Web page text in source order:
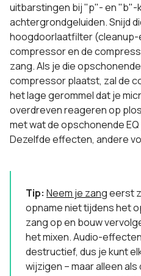
uitbarstingen bij "p"- en "b"-
achtergrondgeluiden. Snijd
hoogdoorlaatfilter (cleanup-
compressor en de
zang. Als je die
compressor plaatst, zal de
het lage gerommel dat je
overdreven reageren op
met wat de opschonende
Dezelfde effecten, andere
Tip: Neem je zangeerst
opname niet tijdens het
zang op en bouw
het mixen. Audio-
destructief, dus je kunt
wijzigen – maar alleen